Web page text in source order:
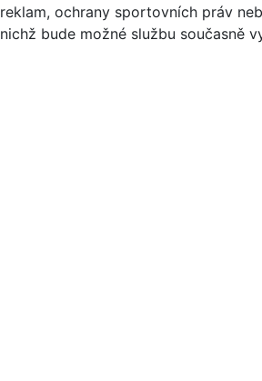
reklam, ochrany sportovních práv
nichž bude možné službu současně